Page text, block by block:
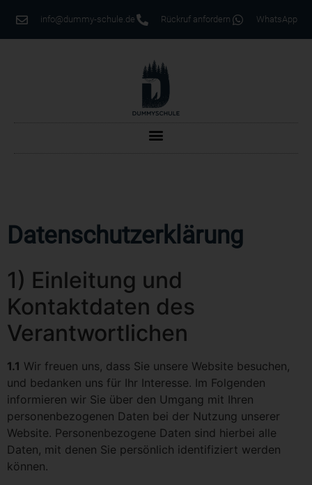
info@dummy-schule.de Rückruf anfordern WhatsApp
Datenschutzerklärung
1) Einleitung und
Kontaktdaten des
Verantwortlichen
1.1 Wir freuen uns, dass Sie unsere Website besuchen,
und bedanken uns für Ihr Interesse. Im Folgenden
informieren wir Sie über den Umgang mit Ihren
personenbezogenen Daten bei der Nutzung unserer
Website. Personenbezogene Daten sind hierbei alle
Daten, mit denen Sie persönlich identifiziert werden
können.